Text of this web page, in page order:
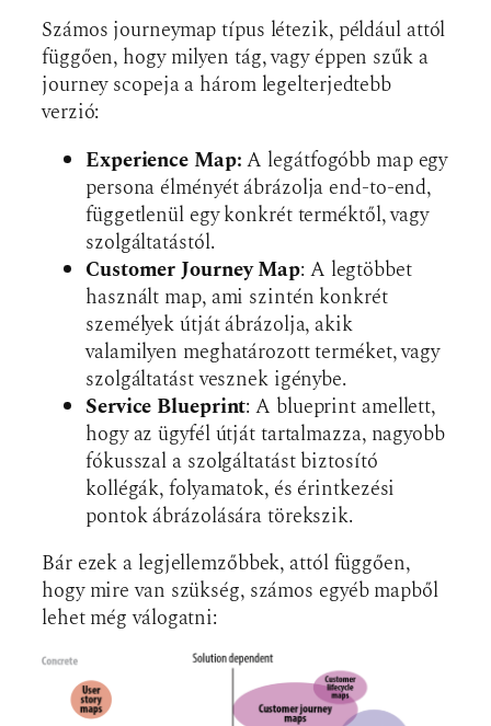
Számos journeymap típus létezik, például attól
függően, hogy milyen tág, vagy éppen szűk a
journey scopeja a három legelterjedtebb
verzió:
Experience Map:A legátfogóbb map egy
persona élményét ábrázolja end-to-end,
függetlenül egy konkrét terméktől, vagy
szolgáltatástól.
Customer Journey Map: A legtöbbet
használt map, ami szintén konkrét
személyek útját ábrázolja, akik
valamilyen meghatározott terméket, vagy
szolgáltatást vesznek igénybe.
Service Blueprint: A blueprint amellett,
hogy az ügyfél útját tartalmazza, nagyobb
fókusszal a szolgáltatást biztosító
kollégák, folyamatok, és érintkezési
pontok ábrázolására törekszik.
Bár ezek a legjellemzőbbek, attól függően,
hogy mire van szükség, számos egyéb mapből
lehet még válogatni: